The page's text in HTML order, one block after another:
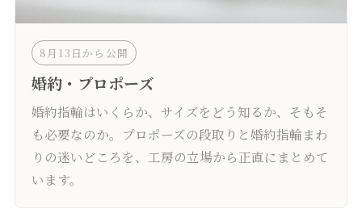
8月13日から公開
婚約・プロポーズ
婚約指輪はいくらか、サイズをどう知るか、そもそ
も必要なのか。プロポーズの段取りと婚約指輪まわ
りの迷いどころを、工房の立場から正直にまとめて
います。